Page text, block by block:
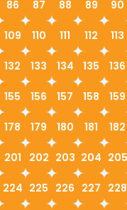
86 87 88 89 90
109 110 111 112 113
132 133 134 135 136
155 156 157 158 159
178 179 180 181 182
201 202 203 204 205
224 225 226 227 228